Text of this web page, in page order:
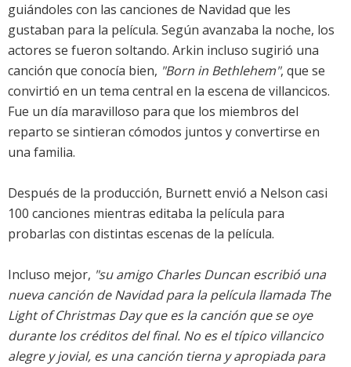
guiándoles con las canciones de Navidad que les
gustaban para la película. Según avanzaba la noche, los
actores se fueron soltando. Arkin incluso sugirió una
canción que conocía bien, "Born in Bethlehem", que se
convirtió en un tema central en la escena de villancicos.
Fue un día maravilloso para que los miembros del
reparto se sintieran cómodos juntos y convertirse en
una familia.
Después de la producción, Burnett envió a Nelson casi
100 canciones mientras editaba la película para
probarlas con distintas escenas de la película.
Incluso mejor, "su amigo Charles Duncan escribió una
nueva canción de Navidad para la película llamada The
Light of Christmas Day que es la canción que se oye
durante los créditos del final. No es el típico villancico
alegre y jovial, es una canción tierna y apropiada para